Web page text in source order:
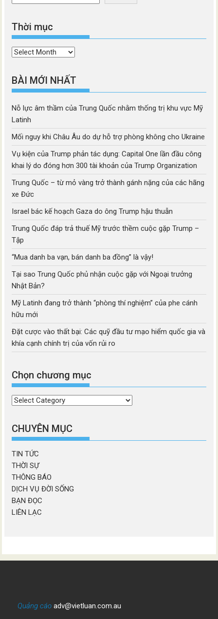
Thời mục
Thời
BÀI MỚI NHẤT
Nỗ lực âm thầm của Trung Quốc nhằm thống trị khu vực Mỹ
Latinh
Mối nguy khi Châu Âu do dự hỗ trợ phòng không cho Ukraine
Vụ kiện của Trump phản tác dụng: Capital One lần đầu công
khai lý do đóng hơn 300 tài khoản của Trump Organization
Trung Quốc – từ mỏ vàng trở thành gánh nặng của các hãng
xe Đức
Israel bác kế hoạch Gaza do ông Trump hậu thuẫn
Trung Quốc đáp trả thuế Mỹ trước thềm cuộc gặp Trump –
Tập
“Mua danh ba vạn, bán danh ba đồng” là vậy!
Tại sao Trung Quốc phủ nhận cuộc gặp với Ngoại trưởng
Nhật Bản?
Mỹ Latinh đang trở thành “phòng thí nghiệm” của phe cánh
hữu mới
Đặt cược vào thất bại: Các quỹ đầu tư mạo hiểm quốc gia và
khía cạnh chính trị của vốn rủi ro
Chọn chương mục
Chọn
mục
CHUYÊN MỤC
TIN TỨC
THỜI SỰ
THÔNG BÁO
DỊCH VỤ ĐỜI SỐNG
BẠN ĐỌC
LIÊN LẠC
Quảng cáo adv@vietluan.com.au